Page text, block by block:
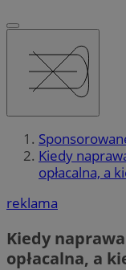
Kiedy
opłacalna, a
reklama
Kiedy
opłacalna, a